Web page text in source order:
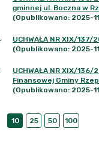
gminnej ul. Boczna w
(Opublikowano: 2025-
.
UCHWAŁA NR XIX/
(Opublikowano: 2025-
.
UCHWAŁA NR XIX/
Finansowej Gminy
(Opublikowano: 2025-
10 25 50 100